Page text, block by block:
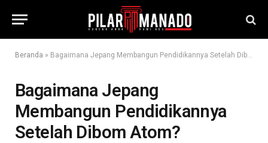
Beranda » Bagaimana Jepang Membangun Pendidikannya Setelah Dibom Atom?
Bagaimana Jepang
Membangun Pendidikannya
Setelah Dibom Atom?